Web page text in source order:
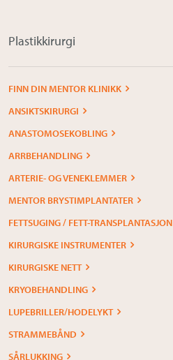
Plastikkirurgi
FINN DIN MENTOR KLINIKK
ANSIKTSKIRURGI
ANASTOMOSEKOBLING
ARRBEHANDLING
ARTERIE- OG VENEKLEMMER
MENTOR BRYSTIMPLANTATER
FETTSUGING / FETT-TRANSPLANTASJON
KIRURGISKE INSTRUMENTER
KIRURGISKE NETT
KRYOBEHANDLING
LUPEBRILLER/HODELYKT
STRAMMEBÅND
SÅRLUKKING